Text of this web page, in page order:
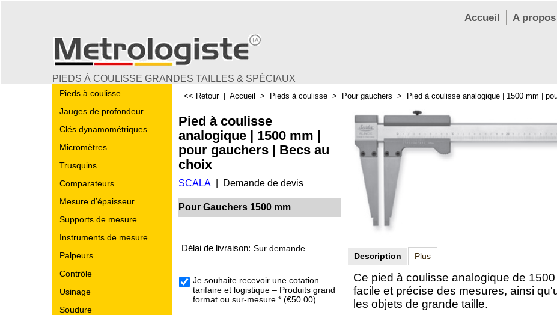
Accueil A propos
PIEDS À COULISSE GRANDES TAILLES & SPÉCIAUX
Pieds à coulisse
Jauges de profondeur
Clés dynamométriques
Micromètres
Trusquins
Comparateurs
Mesure d’épaisseur
Supports de mesure
Instruments de mesure
Palpeurs
Contrôle
Usinage
Soudure
<< Retour Accueil > Pieds à coulisse > Pour gauchers > Pied à coulisse analogique | 1500 mm |
Pied à coulisse
analogique | 1500 mm |
pour gauchers | Becs au
choix
SCALA Demande de devis
Pour Gauchers 1500 mm
€50.00
Délai de livraison: Sur demande
Je souhaite recevoir une cotation
tarifaire et logistique – Produits grand
format ou sur-mesure * (€50.00)
Description Plus
Ce pied à coulisse analogique de
facile et précise des mesures, ainsi
les objets de grande taille.